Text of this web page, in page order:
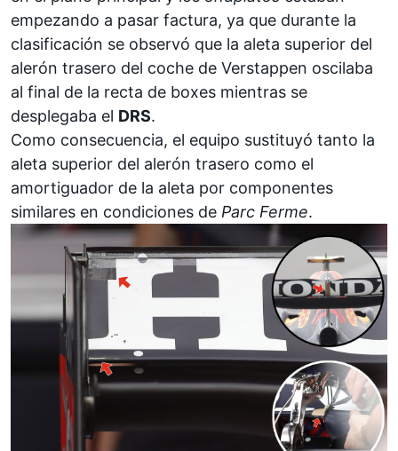
empezando a pasar factura, ya que durante la
clasificación se observó que la aleta superior del
alerón trasero del coche de Verstappen oscilaba
al final de la recta de boxes mientras se
desplegaba el DRS.
Como consecuencia, el equipo sustituyó tanto la
aleta superior del alerón trasero como el
amortiguador de la aleta por componentes
similares en condiciones de Parc Ferme.